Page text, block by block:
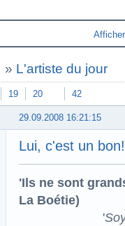
» L'artiste du jour
19 20 42
29.09.2008 16:21:15
Lui, c'est un bon!
'Ils ne sont
La Boétie)
'